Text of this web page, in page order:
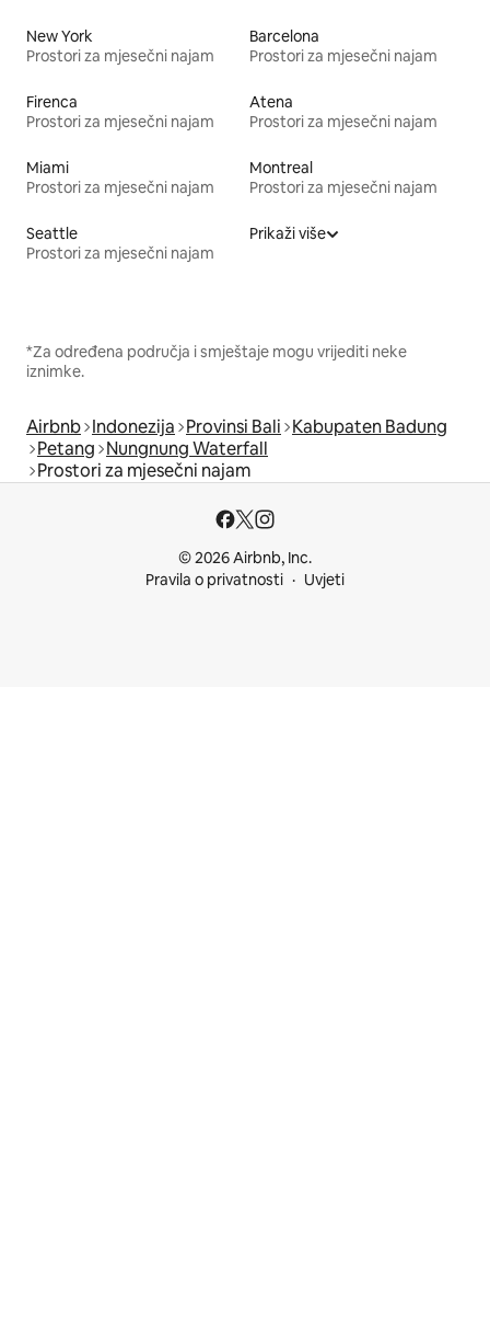
New York
Prostori za mjesečni najam
Barcelona
Prostori za mjesečni najam
Firenca
Prostori za mjesečni najam
Atena
Prostori za mjesečni najam
Miami
Prostori za mjesečni najam
Montreal
Prostori za mjesečni najam
Seattle
Prostori za mjesečni najam
Prikaži više
*Za određena područja i smještaje mogu vrijediti neke
iznimke.
Airbnb Indonezija Provinsi Bali Kabupaten Badung
Petang Nungnung Waterfall
Prostori za mjesečni najam
© 2026 Airbnb, Inc.
Pravila o privatnosti
Uvjeti